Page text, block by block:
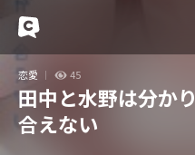
恋愛 45
田中と水野は分かり
合えない